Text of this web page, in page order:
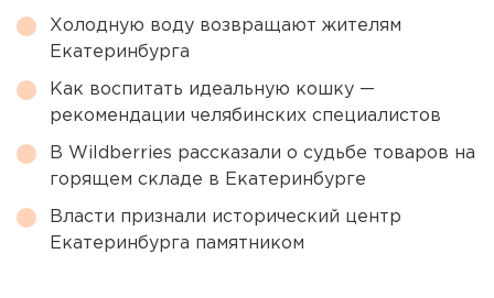
Холодную воду возвращают жителям
Екатеринбурга
Как воспитать идеальную кошку —
рекомендации челябинских специалистов
В Wildberries рассказали о судьбе товаров на
горящем складе в Екатеринбурге
Власти признали исторический центр
Екатеринбурга памятником